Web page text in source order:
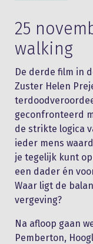
25
walking
De derde film in
Zuster Helen
geconfronteerd
de strikte logica
ieder mens
je tegelijk kunt
een dader én
Waar ligt de
vergeving?
Na afloop gaan
Pemberton,